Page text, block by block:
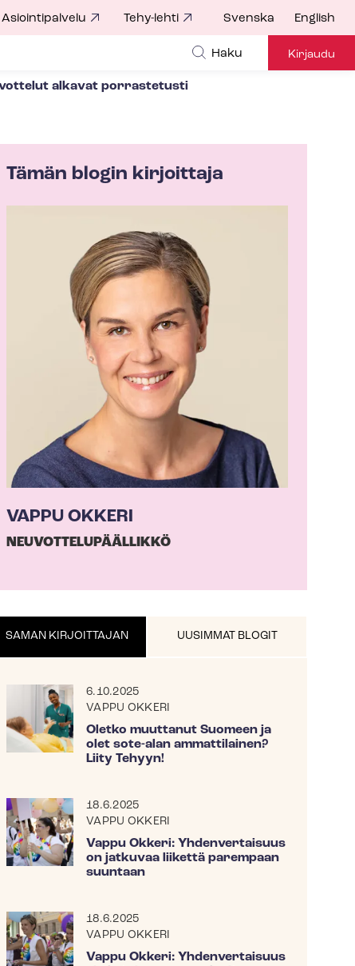
Asiointipalvelu Tehy-lehti Svenska English
Haku Kirjaudu
alkavat porrastetusti
Tämän blogin kirjoittaja
VAPPU OKKERI
NEU­VOT­TE­LU­PÄÄL­LIK­KÖ
SAMAN KIRJOITTAJAN UUSIMMAT BLOGIT
6.10.2025
VAPPU OKKERI
Oletko muuttanut Suomeen ja
olet sote-alan ammattilainen?
Liity Tehyyn!
18.6.2025
VAPPU OKKERI
Vappu Okkeri: Yhdenvertaisuus
on jatkuvaa liikettä parempaan
suuntaan
18.6.2025
VAPPU OKKERI
Vappu Okkeri: Yhdenvertaisuus